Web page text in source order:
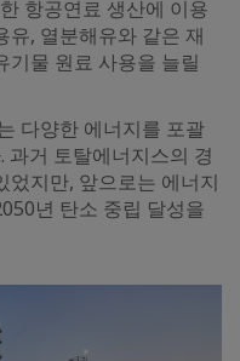
항공연료 생산에 이용
유, 열분해유와 같은 재
기물 원료 사용을 늘릴
다양한 에너지를 포괄
과거 토탈에너지스의 경
었지만, 앞으로는 에너지
년 탄소 중립 달성을